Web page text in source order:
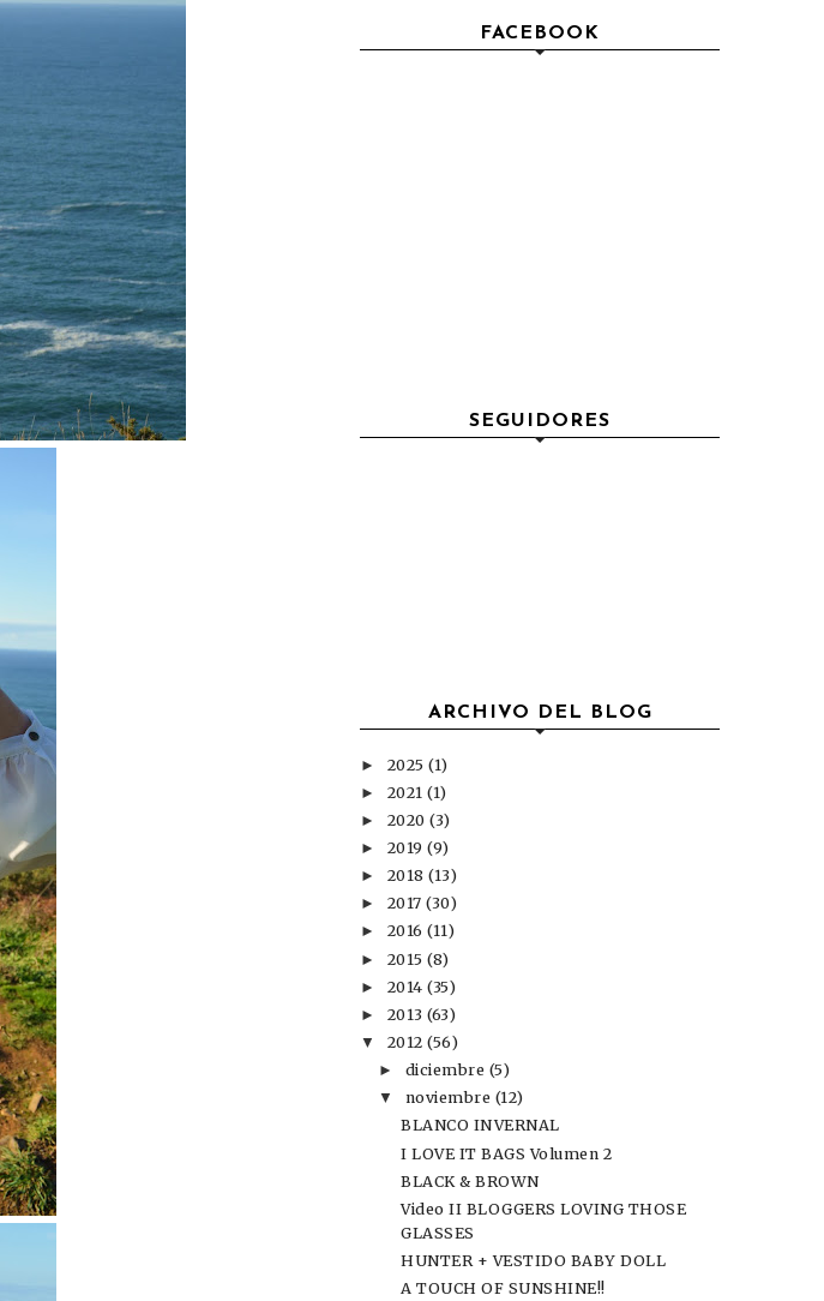
FACEBOOK
SEGUIDORES
ARCHIVO DEL BLOG
► 2025 (1)
► 2021 (1)
► 2020 (3)
► 2019 (9)
► 2018 (13)
► 2017 (30)
► 2016 (11)
► 2015 (8)
► 2014 (35)
► 2013 (63)
▼ 2012 (56)
► diciembre (5)
▼ noviembre (12)
BLANCO INVERNAL
I LOVE IT BAGS Volumen 2
BLACK & BROWN
Video II BLOGGERS LOVING THOSE
GLASSES
HUNTER + VESTIDO BABY DOLL
A TOUCH OF SUNSHINE!!